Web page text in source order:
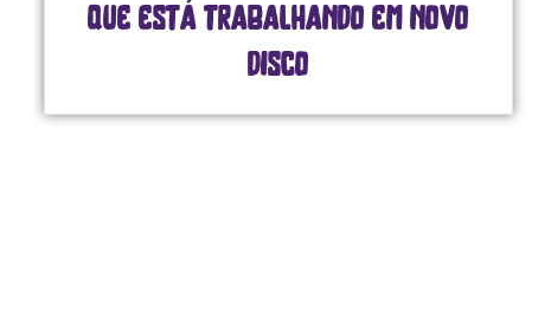
que está trabalhando em novo
disco